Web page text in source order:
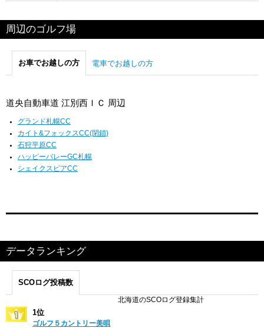
周辺のゴルフ場
お車でお越しの方 電車でお越しの方
道央自動車道 江別西ＩＣ 周辺
グランド札幌CC
カイト&フォックスCC(閉鎖)
石狩平原CC
ハッピーバレーGC札幌
シェイクスピアCC
データランキング
SCOログ投稿数
北海道のSCOログ登録集計
1位
ゴルフ５カントリー美唄